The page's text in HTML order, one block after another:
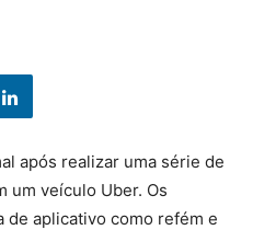
após realizar uma série de
um veículo Uber. Os
de aplicativo como refém e